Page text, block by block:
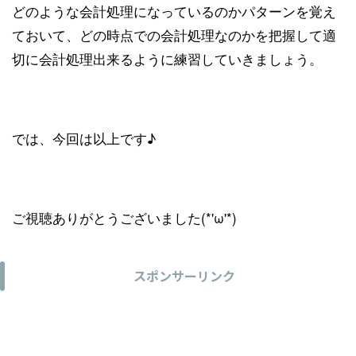
どのような会計処理になっているのかパターンを覚え
ておいて、どの時点での会計処理なのかを把握して適
切に会計処理出来るように練習していきましょう。
では、今回は以上です♪
ご視聴ありがとうございました(*'ω'*)
スポンサーリンク